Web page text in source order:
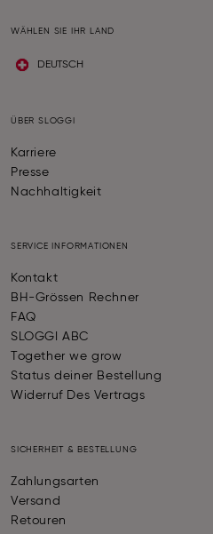
WÄHLEN SIE IHR LAND
DEUTSCH
ÜBER SLOGGI
Karriere
Presse
Nachhaltigkeit
SERVICE INFORMATIONEN
Kontakt
BH-Grössen Rechner
FAQ
SLOGGI ABC
Together we grow
Status deiner Bestellung
Widerruf Des Vertrags
SICHERHEIT & BESTELLUNG
Zahlungsarten
Versand
Retouren